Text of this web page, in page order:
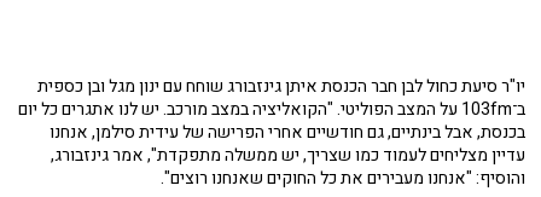
יו"ר סיעת כחול לבן חבר הכנסת איתן גינזבורג שוחח עם ינון מגל ובן כספית
ב־103fm על המצב הפוליטי. "הקואליציה במצב מורכב. יש לנו אתגרים כל יום
בכנסת, אבל בינתיים, גם חודשיים אחרי הפרישה של עידית סילמן, אנחנו
עדיין מצליחים לעמוד כמו שצריך, יש ממשלה מתפקדת", אמר גינזבורג,
והוסיף: "אנחנו מעבירים את כל החוקים שאנחנו רוצים".